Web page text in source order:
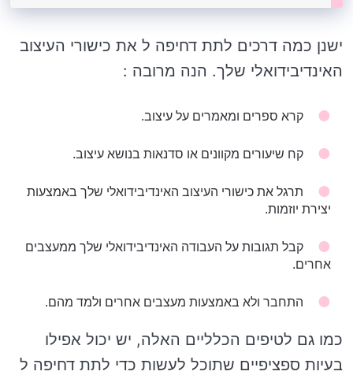
ישנן כמה דרכים לתת דחיפה ל את כישורי העיצוב
האינדיבידואלי שלך. הנה מרובה :
קרא ספרים ומאמרים על עיצוב.
קח שיעורים מקוונים או סדנאות בנושא עיצוב.
תרגל את כישורי העיצוב האינדיבידואלי שלך באמצעות
יצירת יוזמות.
קבל תגובות על העבודה האינדיבידואלי שלך ממעצבים
אחרים.
התחבר ולא באמצעות מעצבים אחרים ולמד מהם.
כמו גם לטיפים הכלליים האלה, יש יכול אפילו
בעיות ספציפיים שתוכל לעשות כדי לתת דחיפה ל